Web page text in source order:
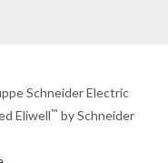
Schneider Electric
Eliwell™ by Schneider